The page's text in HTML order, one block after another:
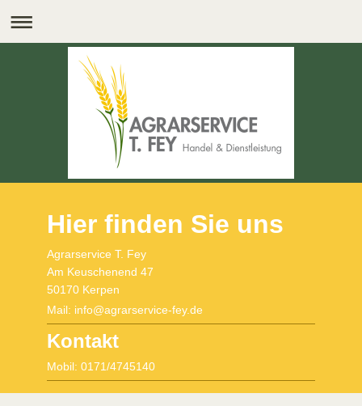
Hier finden Sie uns
Agrarservice T. Fey
Am Keuschenend 47
50170 Kerpen
Mail: info@agrarservice-fey.de
Kontakt
Mobil: 0171/4745140